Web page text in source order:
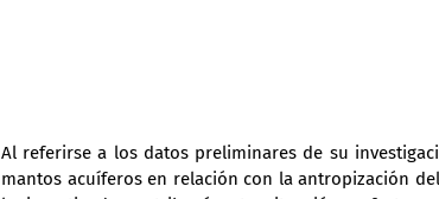
Al referirse a los datos preliminares de su
mantos acuíferos en relación con la antropización